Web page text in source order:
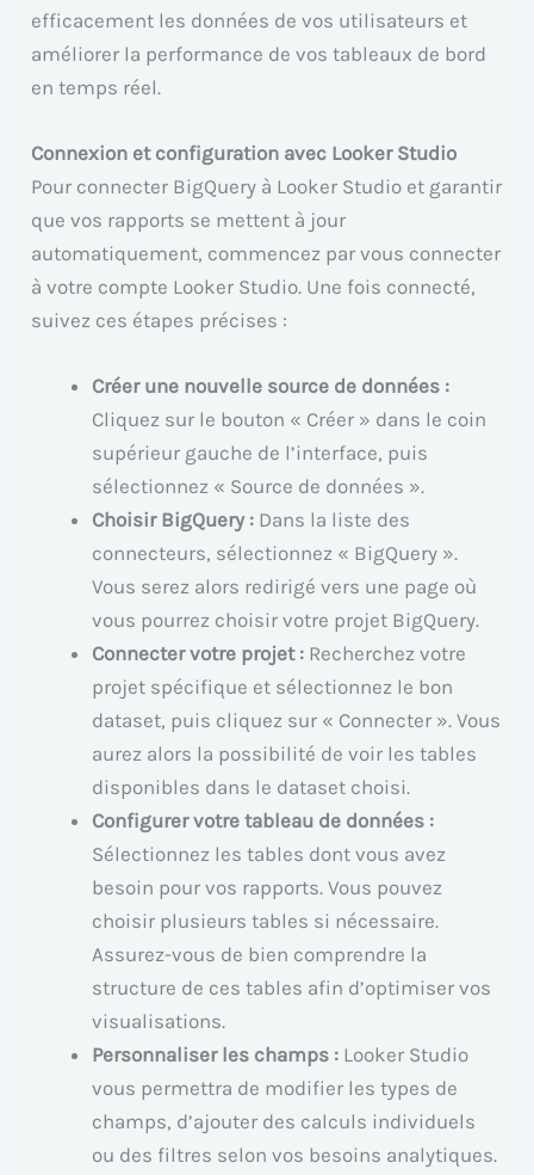
efficacement les données de vos utilisateurs et
améliorer la performance de vos tableaux de bord
en temps réel.
Connexion et configuration avec Looker Studio
Pour connecter BigQuery à Looker Studio et garantir
que vos rapports se mettent à jour
automatiquement, commencez par vous connecter
à votre compte Looker Studio. Une fois connecté,
suivez ces étapes précises :
Créer une nouvelle source de données :
Cliquez sur le bouton « Créer » dans le coin
supérieur gauche de l’interface, puis
sélectionnez « Source de données ».
Choisir BigQuery : Dans la liste des
connecteurs, sélectionnez « BigQuery ».
Vous serez alors redirigé vers une page où
vous pourrez choisir votre projet BigQuery.
Connecter votre projet : Recherchez votre
projet spécifique et sélectionnez le bon
dataset, puis cliquez sur « Connecter ». Vous
aurez alors la possibilité de voir les tables
disponibles dans le dataset choisi.
Configurer votre tableau de données :
Sélectionnez les tables dont vous avez
besoin pour vos rapports. Vous pouvez
choisir plusieurs tables si nécessaire.
Assurez-vous de bien comprendre la
structure de ces tables afin d’optimiser vos
visualisations.
Personnaliser les champs : Looker Studio
vous permettra de modifier les types de
champs, d’ajouter des calculs individuels
ou des filtres selon vos besoins analytiques.